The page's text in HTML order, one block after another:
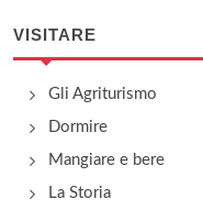
VISITARE
Gli Agriturismo
Dormire
Mangiare e bere
La Storia